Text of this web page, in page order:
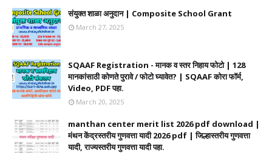
संयुक्त शाळा अनुदान | Composite School Grant
March 27, 2025
SQAAF Registration - मानक व स्तर निहाय फोटो | 128
मानकांसाठी कोणते पुरावे / फोटो घ्यावेत? | SQAAF कोरा फॉर्म,
Video, PDF पहा.
March 20, 2025
manthan center merit list 2026 pdf download |
मंथन केंद्रस्तरीय गुणवत्ता यादी 2026 pdf | जिल्हास्तरीय गुणवत्ता
यादी, राज्यस्तरीय गुणवत्ता यादी पहा.